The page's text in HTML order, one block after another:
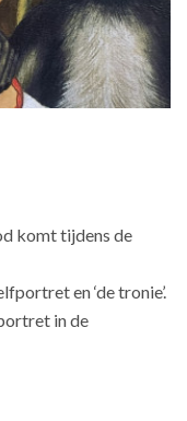
komt tijdens de
en ‘de tronie’.
in de